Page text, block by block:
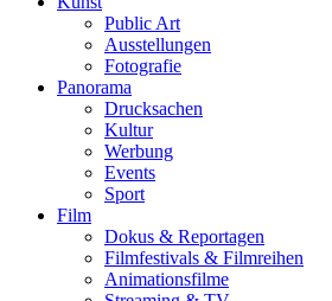
Public Art
Ausstellungen
Fotografie
Panorama
Drucksachen
Kultur
Werbung
Events
Sport
Film
Dokus & Reportagen
Filmfestivals & Filmreihen
Animationsfilme